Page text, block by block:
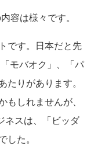
容は様々です。
です。日本だと先
モバオク」、「パ
りがあります。
しれませんが、
ネスは、「ビッダ
た。